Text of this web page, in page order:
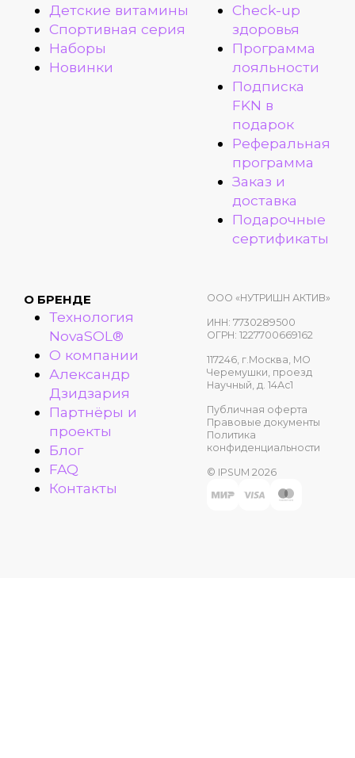
Детские витамины
Спортивная серия
Наборы
Новинки
Check-up
здоровья
Программа
лояльности
Подписка
FKN в
подарок
Реферальная
программа
Заказ и
доставка
Подарочные
сертификаты
О БРЕНДЕ
Технология
NovaSOL®
О компании
Александр
Дзидзария
Партнёры и
проекты
Блог
FAQ
Контакты
ООО «НУТРИШН АКТИВ»
ИНН: 7730289500
ОГРН: 1227700669162
117246, г.Москва, МО
Черемушки, проезд
Научный, д. 14Ас1
Публичная оферта
Правовые документы
Политика
конфиденциальности
© IPSUM 2026